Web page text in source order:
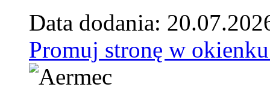
Data dodania:
Promuj stronę w